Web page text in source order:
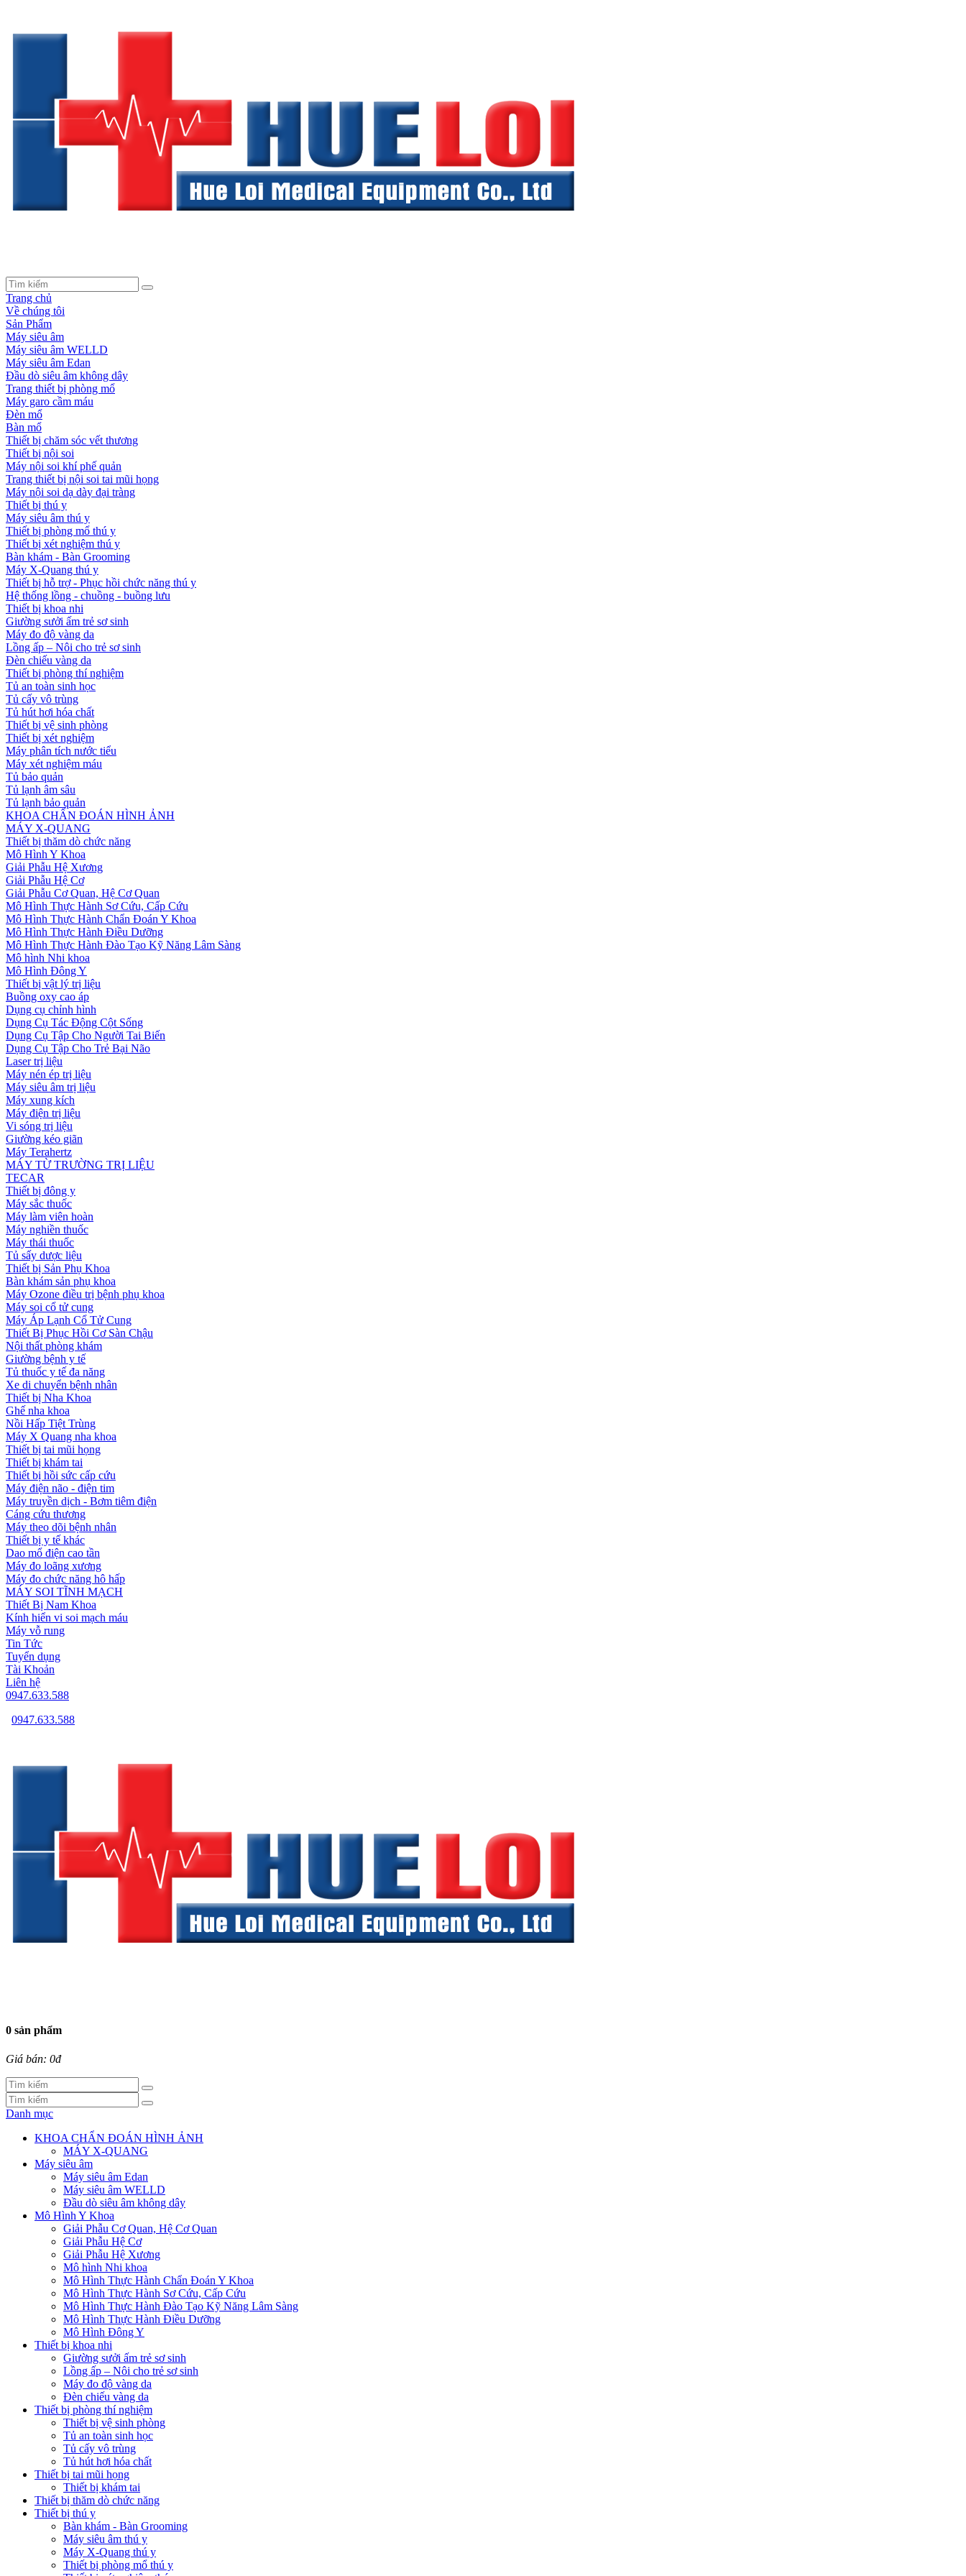
Trang chủ
Về chúng tôi
Sản Phẩm
Máy siêu âm
Máy siêu âm WELLD
Máy siêu âm Edan
Đầu dò siêu âm không dây
Trang thiết bị phòng mổ
Máy garo cầm máu
Đèn mổ
Bàn mổ
Thiết bị chăm sóc vết thương
Thiết bị nội soi
Máy nội soi khí phế quản
Trang thiết bị nội soi tai mũi họng
Máy nội soi dạ dày đại tràng
Thiết bị thú y
Máy siêu âm thú y
Thiết bị phòng mổ thú y
Thiết bị xét nghiệm thú y
Bàn khám - Bàn Grooming
Máy X-Quang thú y
Thiết bị hỗ trợ - Phục hồi chức năng thú y
Hệ thống lồng - chuồng - buồng lưu
Thiết bị khoa nhi
Giường sưởi ấm trẻ sơ sinh
Máy đo độ vàng da
Lồng ấp – Nôi cho trẻ sơ sinh
Đèn chiếu vàng da
Thiết bị phòng thí nghiệm
Tủ an toàn sinh học
Tủ cấy vô trùng
Tủ hút hơi hóa chất
Thiết bị vệ sinh phòng
Thiết bị xét nghiệm
Máy phân tích nước tiểu
Máy xét nghiệm máu
Tủ bảo quản
Tủ lạnh âm sâu
Tủ lạnh bảo quản
KHOA CHẨN ĐOÁN HÌNH ẢNH
MÁY X-QUANG
Thiết bị thăm dò chức năng
Mô Hình Y Khoa
Giải Phẫu Hệ Xương
Giải Phẫu Hệ Cơ
Giải Phẫu Cơ Quan, Hệ Cơ Quan
Mô Hình Thực Hành Sơ Cứu, Cấp Cứu
Mô Hình Thực Hành Chẩn Đoán Y Khoa
Mô Hình Thực Hành Điều Dưỡng
Mô Hình Thực Hành Đào Tạo Kỹ Năng Lâm Sàng
Mô hình Nhi khoa
Mô Hình Đông Y
Thiết bị vật lý trị liệu
Buồng oxy cao áp
Dụng cụ chỉnh hình
Dụng Cụ Tác Động Cột Sống
Dụng Cụ Tập Cho Người Tai Biến
Dụng Cụ Tập Cho Trẻ Bại Não
Laser trị liệu
Máy nén ép trị liệu
Máy siêu âm trị liệu
Máy xung kích
Máy điện trị liệu
Vi sóng trị liệu
Giường kéo giãn
Máy Terahertz
MÁY TỪ TRƯỜNG TRỊ LIỆU
TECAR
Thiết bị đông y
Máy sắc thuốc
Máy làm viên hoàn
Máy nghiền thuốc
Máy thái thuốc
Tủ sấy dược liệu
Thiết bị Sản Phụ Khoa
Bàn khám sản phụ khoa
Máy Ozone điều trị bệnh phụ khoa
Máy soi cổ tử cung
Máy Áp Lạnh Cổ Tử Cung
Thiết Bị Phục Hồi Cơ Sàn Chậu
Nội thất phòng khám
Giường bệnh y tế
Tủ thuốc y tế đa năng
Xe di chuyển bệnh nhân
Thiết bị Nha Khoa
Ghế nha khoa
Nồi Hấp Tiệt Trùng
Máy X Quang nha khoa
Thiết bị tai mũi họng
Thiết bị khám tai
Thiết bị hồi sức cấp cứu
Máy điện não - điện tim
Máy truyền dịch - Bơm tiêm điện
Cáng cứu thương
Máy theo dõi bệnh nhân
Thiết bị y tế khác
Dao mổ điện cao tần
Máy đo loãng xương
Máy đo chức năng hô hấp
MÁY SOI TĨNH MẠCH
Thiết Bị Nam Khoa
Kính hiển vi soi mạch máu
Máy vỗ rung
Tin Tức
Tuyển dụng
Tài Khoản
Liên hệ
0947.633.588
0947.633.588
0 sản phẩm
Giá bán: 0đ
Danh mục
KHOA CHẨN ĐOÁN HÌNH ẢNH
MÁY X-QUANG
Máy siêu âm
Máy siêu âm Edan
Máy siêu âm WELLD
Đầu dò siêu âm không dây
Mô Hình Y Khoa
Giải Phẫu Cơ Quan, Hệ Cơ Quan
Giải Phẫu Hệ Cơ
Giải Phẫu Hệ Xương
Mô hình Nhi khoa
Mô Hình Thực Hành Chẩn Đoán Y Khoa
Mô Hình Thực Hành Sơ Cứu, Cấp Cứu
Mô Hình Thực Hành Đào Tạo Kỹ Năng Lâm Sàng
Mô Hình Thực Hành Điều Dưỡng
Mô Hình Đông Y
Thiết bị khoa nhi
Giường sưởi ấm trẻ sơ sinh
Lồng ấp – Nôi cho trẻ sơ sinh
Máy đo độ vàng da
Đèn chiếu vàng da
Thiết bị phòng thí nghiệm
Thiết bị vệ sinh phòng
Tủ an toàn sinh học
Tủ cấy vô trùng
Tủ hút hơi hóa chất
Thiết bị tai mũi họng
Thiết bị khám tai
Thiết bị thăm dò chức năng
Thiết bị thú y
Bàn khám - Bàn Grooming
Máy siêu âm thú y
Máy X-Quang thú y
Thiết bị phòng mổ thú y